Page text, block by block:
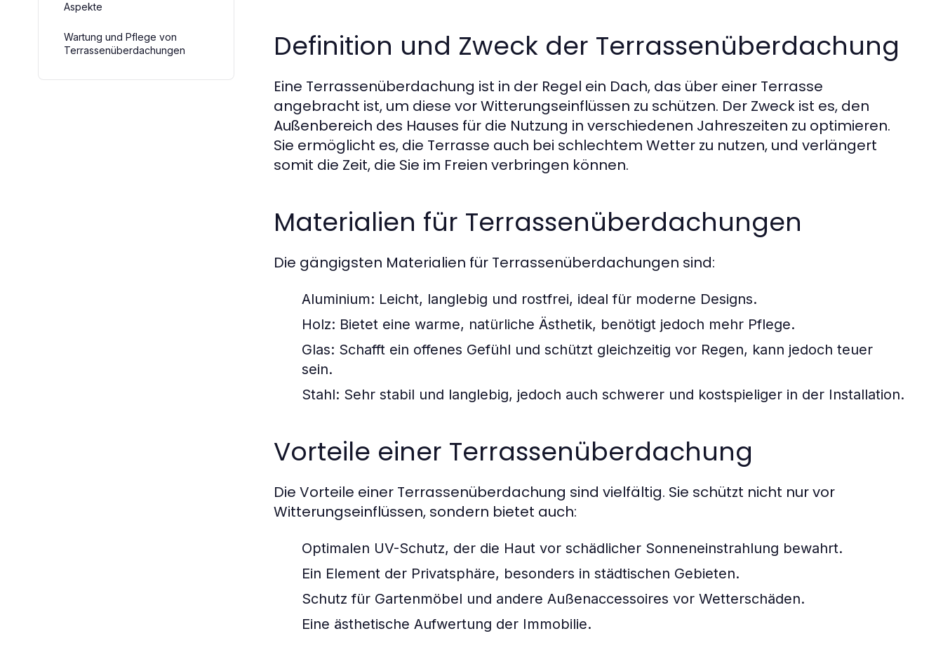
Aspekte
Wartung und Pflege von
Terrassenüberdachungen
Definition und Zweck der Terrassenüberdachung
Eine Terrassenüberdachung ist in der Regel ein Dach, das über einer Terrasse
angebracht ist, um diese vor Witterungseinflüssen zu schützen. Der Zweck ist es, den
Außenbereich des Hauses für die Nutzung in verschiedenen Jahreszeiten zu optimieren.
Sie ermöglicht es, die Terrasse auch bei schlechtem Wetter zu nutzen, und verlängert
somit die Zeit, die Sie im Freien verbringen können.
Materialien für Terrassenüberdachungen
Die gängigsten Materialien für Terrassenüberdachungen sind:
Aluminium: Leicht, langlebig und rostfrei, ideal für moderne Designs.
Holz: Bietet eine warme, natürliche Ästhetik, benötigt jedoch mehr Pflege.
Glas: Schafft ein offenes Gefühl und schützt gleichzeitig vor Regen, kann jedoch teuer
sein.
Stahl: Sehr stabil und langlebig, jedoch auch schwerer und kostspieliger in der Installation.
Vorteile einer Terrassenüberdachung
Die Vorteile einer Terrassenüberdachung sind vielfältig. Sie schützt nicht nur vor
Witterungseinflüssen, sondern bietet auch:
Optimalen UV-Schutz, der die Haut vor schädlicher Sonneneinstrahlung bewahrt.
Ein Element der Privatsphäre, besonders in städtischen Gebieten.
Schutz für Gartenmöbel und andere Außenaccessoires vor Wetterschäden.
Eine ästhetische Aufwertung der Immobilie.